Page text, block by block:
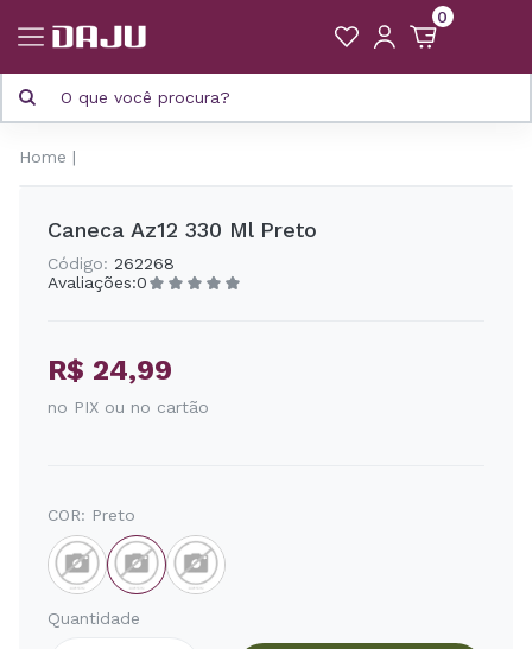
0
Home
Caneca Az12 330 Ml Preto
Código: 262268
Avaliações:0
R$ 24,99
no PIX ou no cartão
COR: Preto
Quantidade